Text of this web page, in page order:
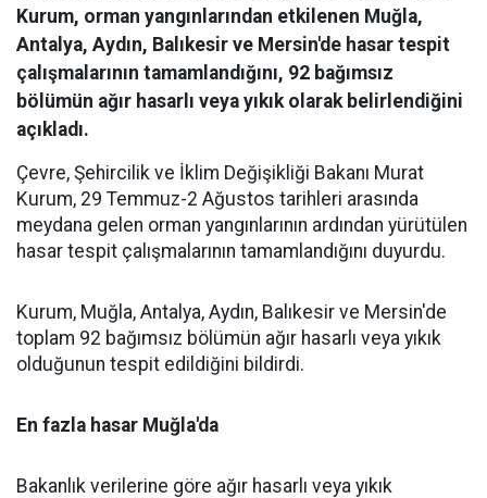
Kurum, orman yangınlarından etkilenen Muğla,
Antalya, Aydın, Balıkesir ve Mersin'de hasar tespit
çalışmalarının tamamlandığını, 92 bağımsız
bölümün ağır hasarlı veya yıkık olarak belirlendiğini
açıkladı.
Çevre, Şehircilik ve İklim Değişikliği Bakanı Murat
Kurum, 29 Temmuz-2 Ağustos tarihleri arasında
meydana gelen orman yangınlarının ardından yürütülen
hasar tespit çalışmalarının tamamlandığını duyurdu.
Kurum, Muğla, Antalya, Aydın, Balıkesir ve Mersin'de
toplam 92 bağımsız bölümün ağır hasarlı veya yıkık
olduğunun tespit edildiğini bildirdi.
En fazla hasar Muğla'da
Bakanlık verilerine göre ağır hasarlı veya yıkık